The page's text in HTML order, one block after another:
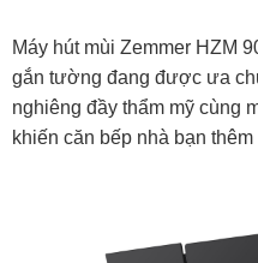
Máy hút mùi Zemmer HZM
gắn tường đang được ưa
nghiêng đầy thẩm mỹ cùng
khiến căn bếp nhà bạn